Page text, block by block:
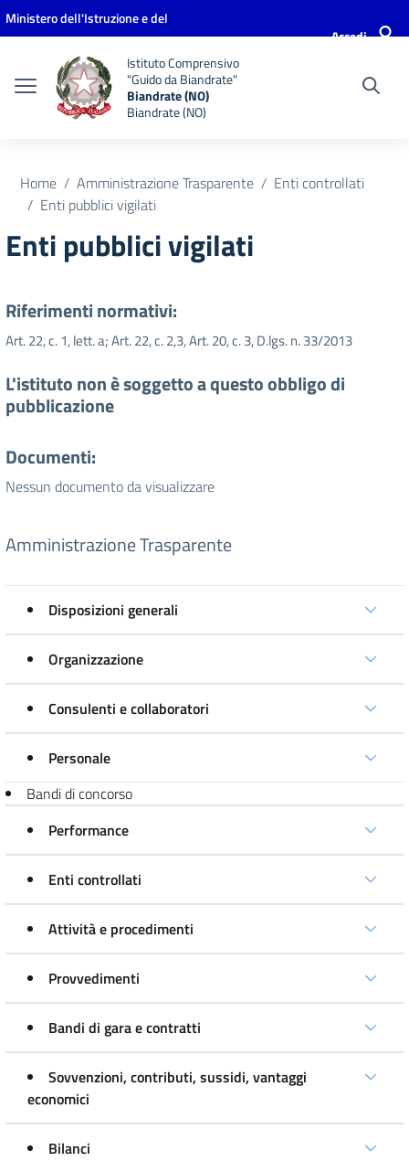
Vai ai contenuti
Vai al menu di navigazione
Vai al footer
Ministero dell'Istruzione e del
Accedi
Istituto Comprensivo
"Guido da Biandrate"
Biandrate (NO)
Biandrate (NO)
Home Amministrazione Trasparente
Enti controllati
Enti pubblici vigilati
Enti pubblici vigilati
Riferimenti normativi:
Art. 22, c. 1, lett. a; Art. 22, c. 2,3, Art. 20, c. 3, D.lgs. n. 33/2013
L'istituto non è soggetto a questo obbligo di
pubblicazione
Documenti:
Nessun documento da visualizzare
Amministrazione Trasparente
Disposizioni generali
Organizzazione
Consulenti e collaboratori
Personale
Bandi di concorso
Performance
Enti controllati
Attività e procedimenti
Provvedimenti
Bandi di gara e contratti
Sovvenzioni, contributi, sussidi, vantaggi
economici
Bilanci